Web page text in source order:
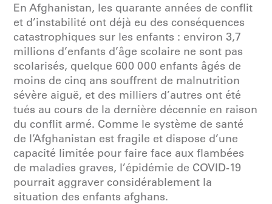
En Afghanistan, les quarante années de conflit
et d’instabilité ont déjà eu des conséquences
catastrophiques sur les enfants : environ 3,7
millions d’enfants d’âge scolaire ne sont pas
scolarisés, quelque 600 000 enfants âgés de
moins de cinq ans souffrent de malnutrition
sévère aiguë, et des milliers d’autres ont été
tués au cours de la dernière décennie en raison
du conflit armé. Comme le système de santé
de l’Afghanistan est fragile et dispose d’une
capacité limitée pour faire face aux flambées
de maladies graves, l’épidémie de COVID-19
pourrait aggraver considérablement la
situation des enfants afghans.